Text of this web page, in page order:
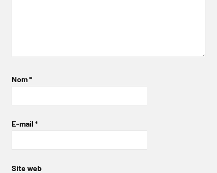
Nom*
E-mail *
Site web